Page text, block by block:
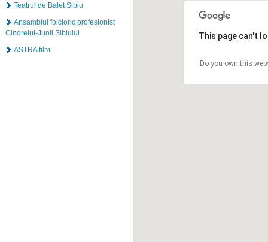
Teatrul de Balet Sibiu
Ansamblul folcloric profesionist
Cindrelul-Junii Sibiului
ASTRA film
This page can't
Do you own this